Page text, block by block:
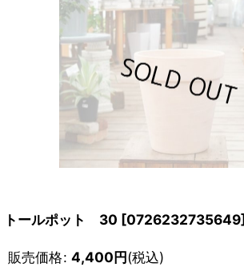
トールポット 30 [0726232735649]
販売価格: 4,400円(税込)